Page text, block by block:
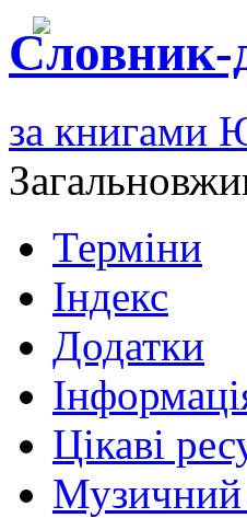
Словник-
за
Терміни
Індекс
Додатки
Цікаві
Музичний